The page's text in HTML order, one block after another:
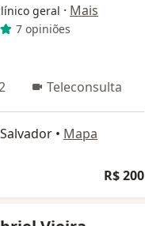
geral · Mais
7 opiniões
Teleconsulta
• Mapa
R$ 200